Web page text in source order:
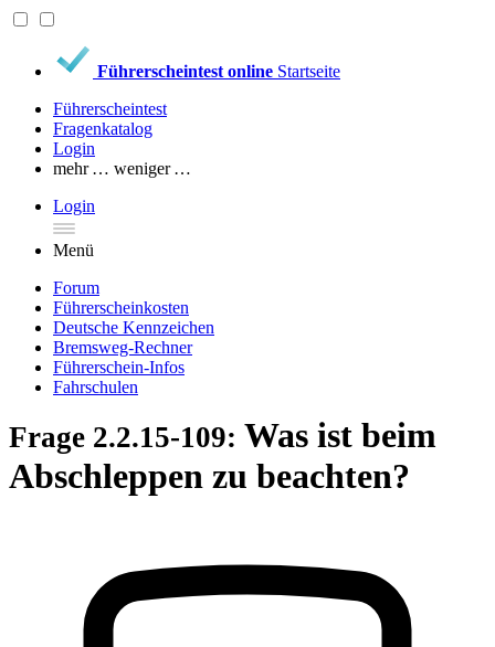
Führerscheintest online Startseite
Führerscheintest
Fragenkatalog
Login
mehr … weniger …
Login
Menü
Forum
Führerscheinkosten
Deutsche Kennzeichen
Bremsweg-Rechner
Führerschein-Infos
Fahrschulen
Frage 2.2.15-109: Was ist beim
Abschleppen zu beachten?